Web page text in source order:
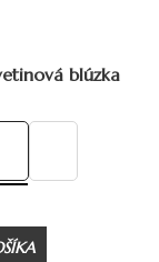
blúzka